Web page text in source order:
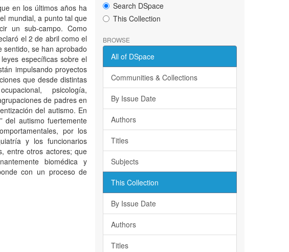
en los últimos años ha
mundial, a punto tal que
un sub-campo. Como
el 2 de abril como el
sentido, se han aprobado
específicas sobre el
impulsando proyectos
que desde distintas
psicología,
de padres en
del autismo. En
del autismo fuertemente
por los
y los funcionarios
entre otros actores; que
biomédica y
con un proceso de
Search DSpace
This Collection
BROWSE
All of DSpace
Communities & Collections
By Issue Date
Authors
Titles
Subjects
This Collection
By Issue Date
Authors
Titles